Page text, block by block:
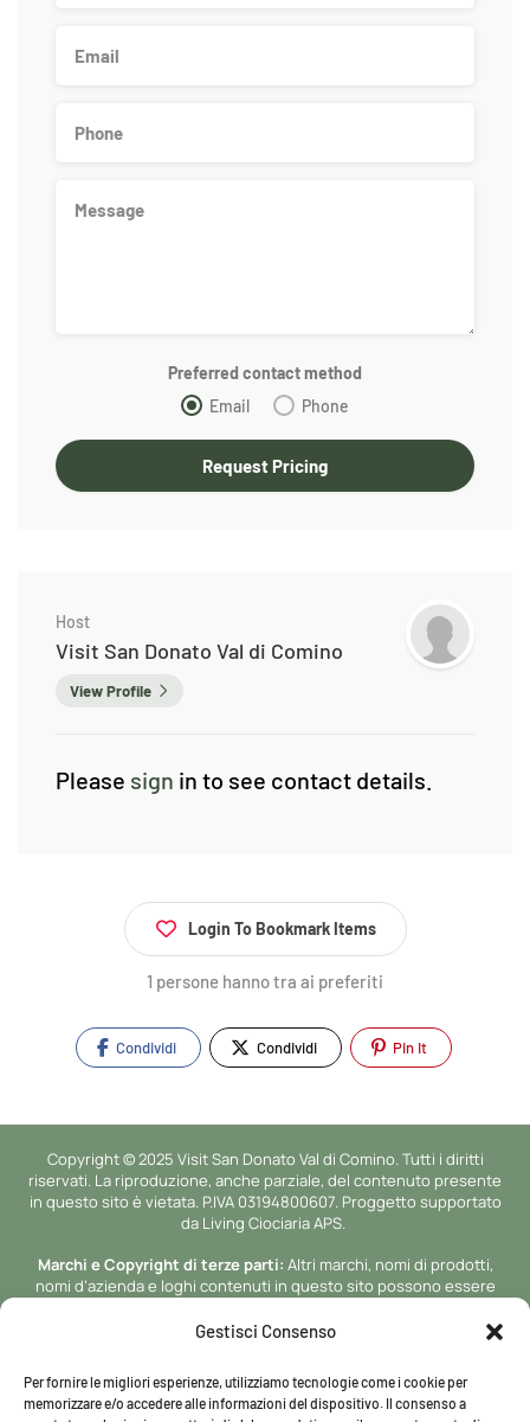
Gestisci Consenso
Per fornire le migliori esperienze, utilizziamo tecnologie come i cookie per
memorizzare e/o accedere alle informazioni del dispositivo. Il consenso a
Preferred contact method
Email
Phone
Host
Visit San Donato Val di Comino
View Profile
Please sign in to see contact details.
Login To Bookmark Items
1 persone hanno tra ai preferiti
Condividi Condividi Pin It
Copyright © 2025 Visit San Donato Val di Comino. Tutti i diritti
riservati. La riproduzione, anche parziale, del contenuto presente
in questo sito è vietata. P.IVA 03194800607. Proggetto supportato
da Living Ciociaria APS.
Marchi e Copyright di terze parti: Altri marchi, nomi di prodotti,
nomi d’azienda e loghi contenuti in questo sito possono essere
intermediazione ai sensi del DSA.